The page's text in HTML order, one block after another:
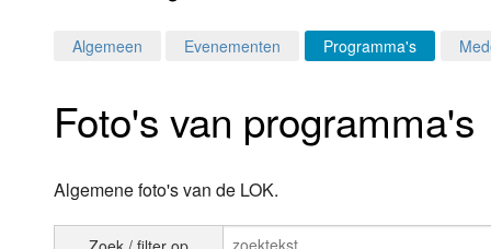
Alle dagen
Per dag
Maandag
Alle programma's
Uitzending gemist?
Actueel Lokaal
Kabelkrant
Algemeen Evenementen Programma's
Foto's van programma's
Algemene foto's van de LOK.